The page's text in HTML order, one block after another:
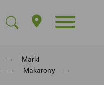
→
Marki
→ Makarony →